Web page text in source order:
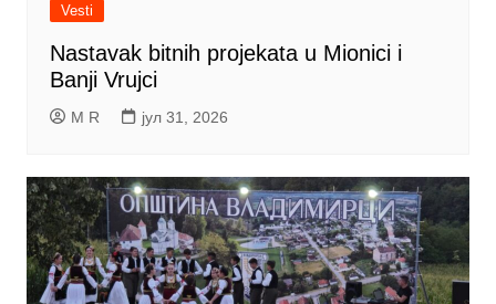
Vesti
Nastavak bitnih projekata u Mionici i
Banji Vrujci
M R јул 31, 2026